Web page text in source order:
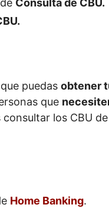
Consulta de CBU.
puedas obtener
que
los CBU
Home Banking.